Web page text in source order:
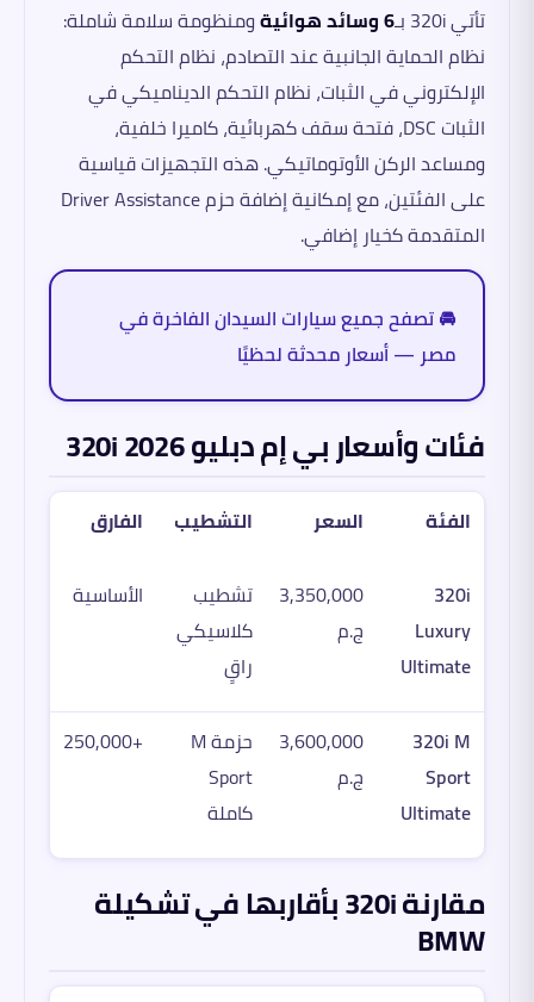
تأتي 320i بـ 6 وسائد هوائية
ومنظومة سلامة شاملة:
نظام الحماية الجانبية عند التصادم، نظام التحكم
الإلكتروني في الثبات، نظام التحكم الديناميكي في
الثبات DSC، فتحة سقف كهربائية، كاميرا خلفية،
ومساعد الركن الأوتوماتيكي. هذه التجهيزات قياسية
على الفئتين، مع إمكانية إضافة حزم Driver Assistance
المتقدمة كخيار إضافي.
🚘 تصفح جميع سيارات السيدان الفاخرة في
مصر — أسعار محدثة لحظيًا
فئات وأسعار بي إم دبليو 320i 2026
الفئة السعر التشطيب الفارق
320i
Luxury
Ultimate
3,350,000
ج.م
تشطيب
كلاسيكي
راقٍ
الأساسية
320i M
Sport
Ultimate
3,600,000
ج.م
حزمة M
Sport
كاملة
+250,000
مقارنة 320i بأقاربها في تشكيلة
BMW